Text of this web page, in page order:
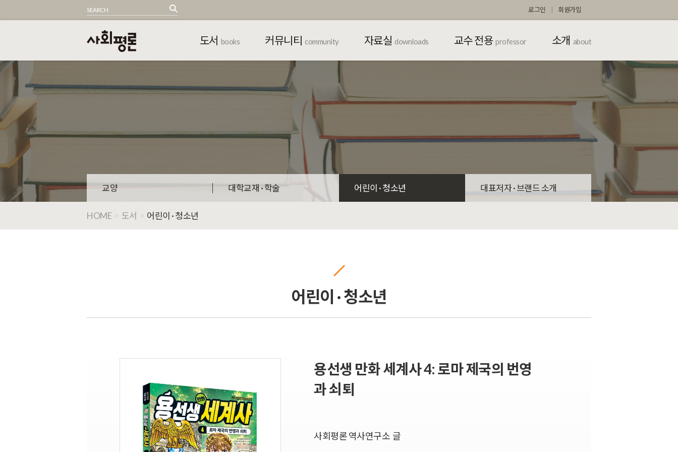
로그인 회원가입
도서 books 커뮤니티 community 자료실 downloads 교수 전용 professor 소개 about
교양 대학교재 · 학술 어린이 · 청소년 대표저자 · 브랜드 소개
HOME > 도서 > 어린이 · 청소년
어린이 · 청소년
용선생 만화 세계사 4: 로마 제국의 번영
과 쇠퇴
사회평론 역사연구소 글